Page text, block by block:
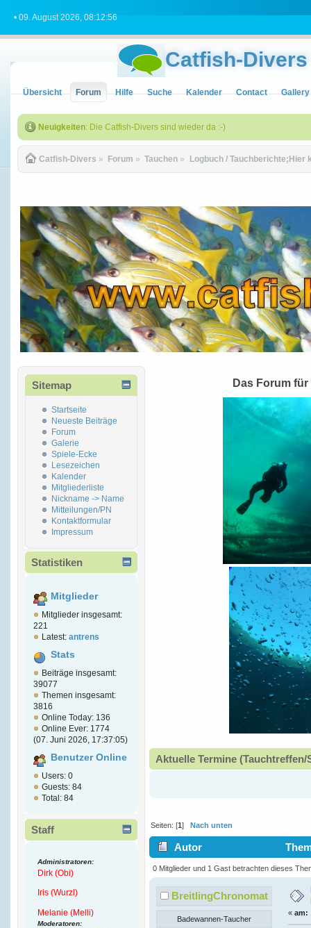
• 09. August 2026, 08:12:56
Catfish-Divers
Übersicht Forum Hilfe Suche Kalender Contact Gallery
Neuigkeiten: Die Catfish-Divers sind wieder da :-)
Catfish-Divers » Forum » Tauchen » Logbuch / Tauchberichte;Hier
Sitemap
Startseite
Neueste Beiträge
Forum
Galerie
Spiele-Ecke
Lesezeichen
Kalender
Mitgliederliste
Nickname -> Name
Mitteilungen/PN
Kontaktformular
Impressum
Statistiken
Mitglieder
Mitglieder insgesamt:
221
Latest: antrens
Stats
Beiträge insgesamt:
39077
Themen insgesamt:
3816
Online Today: 136
Online Ever: 1774
(07. Juni 2026, 17:37:05)
Benutzer Online
Users: 0
Guests: 84
Total: 84
Staff
Administratoren:
Dirk (Obi)
Iris (Wurzl)
Melanie (Melli)
Moderatoren:
Das Forum
Aktuelle Termine
Seiten: [1]Nach unten
Autor
Chronomaster (Gelesen 3894
0 Mitglieder und 1 Gast betrachten dieses
BreitlingChronomat
Badewannen-Taucher
« am: